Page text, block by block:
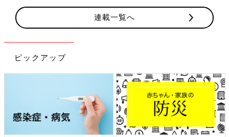
連載一覧へ
ピックアップ